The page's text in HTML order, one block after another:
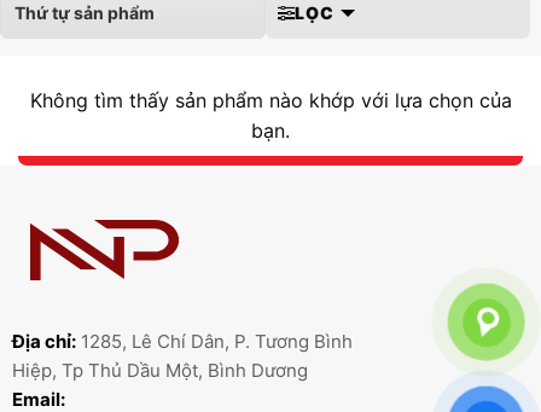
LỌC
Không tìm thấy sản phẩm nào khớp với lựa chọn của
bạn.
Địa chỉ: 1285, Lê Chí Dân, P. Tương Bình
Hiệp, Tp Thủ Dầu Một, Bình Dương
Email: